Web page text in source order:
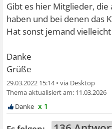
Gibt es hier Mitglieder, die
haben und bei denen das
Hat sonst jemand vielleicht
Danke
Grüße
29.03.2022 15:14•
11.03.2026
x 1